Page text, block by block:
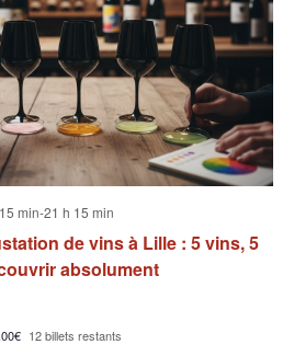
de vins à Lille : 5 vins, 5
absolument
min-21 h 15 min
12 billets restants